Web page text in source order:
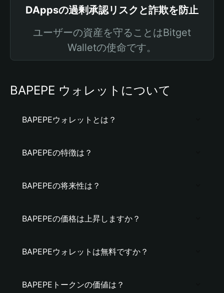
DAppsの過剰承認リスクと詐欺を防止
ユーザーの資産を守ることはBitget
Walletの使命です。
BAPEPE ウォレットについて
BAPEPEウォレットとは？
BAPEPEの特徴は？
BAPEPEの将来性は？
BAPEPEの価格は上昇しますか？
BAPEPEウォレットは無料ですか？
BAPEPEトークンの価値は？